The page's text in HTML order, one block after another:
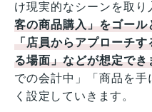
け現実的なシーンを取り
客の商品購入」をゴー
「店員からアプローチ
る場面」などが想定でき
での会計中」「商品を
く設定していきます。